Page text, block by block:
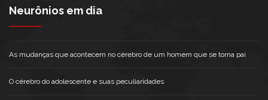
Neurônios em dia
As mudanças que acontecem no cérebro de um homem que se torna pai
O cérebro do adolescente e suas peculiaridades